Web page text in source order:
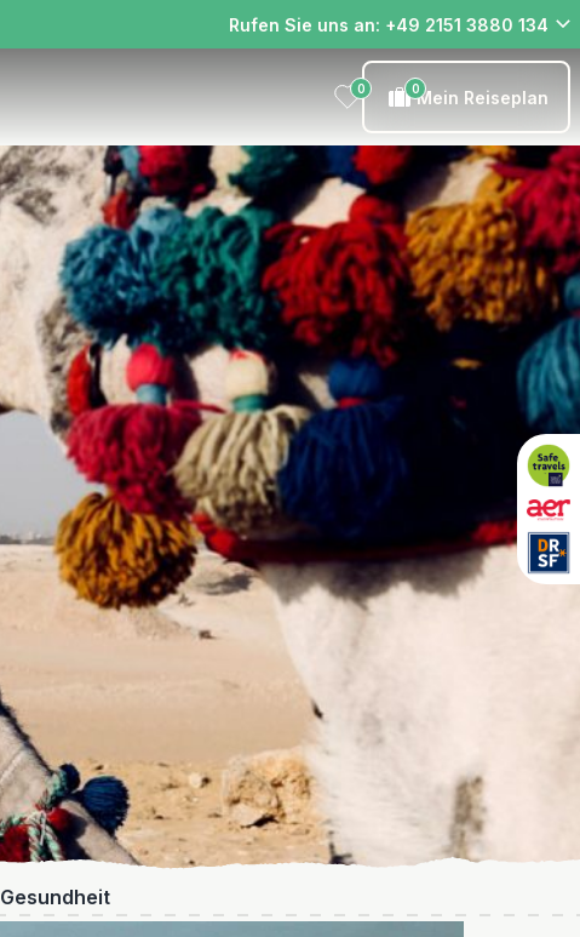
Rufen Sie uns an: +49 2151 3880 134
0 0Mein Reiseplan
Gesundheit